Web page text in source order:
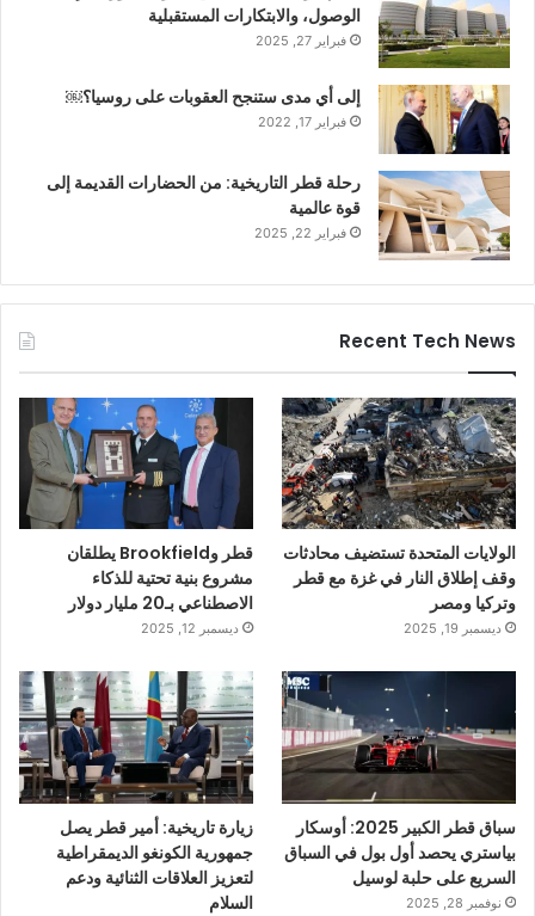
الوصول، والابتكارات المستقبلية
فبراير 27, 2025
إلى أي مدى ستنجح العقوبات على روسيا؟￼
فبراير 17, 2022
رحلة قطر التاريخية: من الحضارات القديمة إلى
قوة عالمية
فبراير 22, 2025
Recent Tech News
الولايات المتحدة تستضيف محادثات
وقف إطلاق النار في غزة مع قطر
وتركيا ومصر
ديسمبر 19, 2025
قطر وBrookfield يطلقان
مشروع بنية تحتية للذكاء
الاصطناعي بـ20 مليار دولار
ديسمبر 12, 2025
سباق قطر الكبير 2025: أوسكار
بياستري يحصد أول بول في السباق
السريع على حلبة لوسيل
نوفمبر 28, 2025
زيارة تاريخية: أمير قطر يصل
جمهورية الكونغو الديمقراطية
لتعزيز العلاقات الثنائية ودعم
السلام